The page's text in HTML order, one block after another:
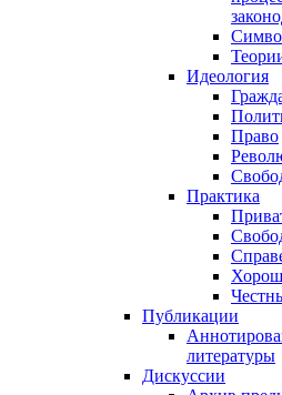
Идеология
Право
Практика
Публикации
литературы
Дискуссии